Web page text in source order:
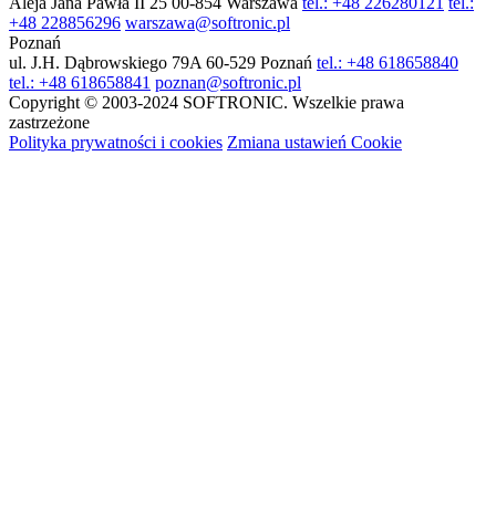
+48 228856296 warszawa@softronic.pl
Poznań
ul. J.H. Dąbrowskiego 79A 60-529 Poznań tel.: +48 618658840
tel.: +48 618658841 poznan@softronic.pl
Copyright © 2003-2024 SOFTRONIC. Wszelkie prawa
zastrzeżone
Polityka prywatności i cookies Zmiana ustawień Cookie